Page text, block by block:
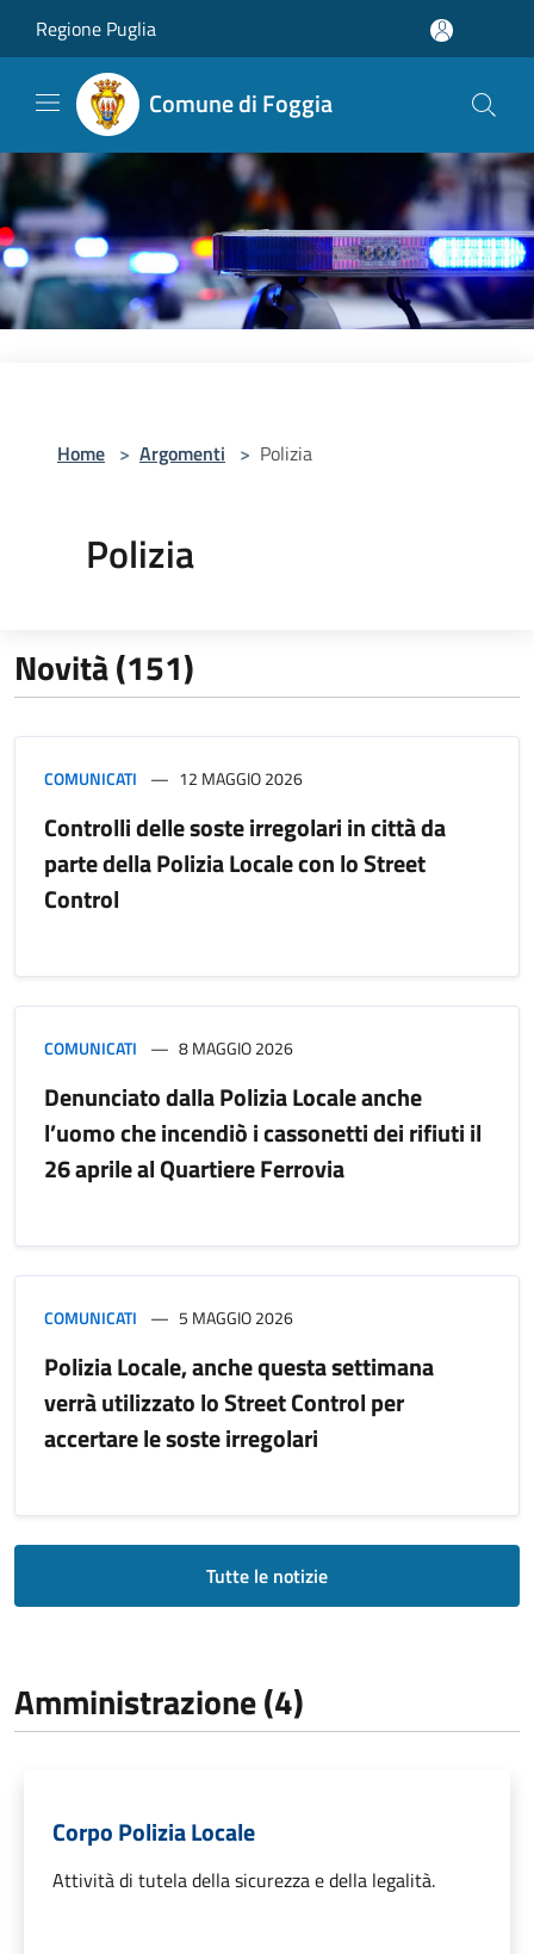
Regione Puglia
Comune di Foggia
Home > Argomenti > Polizia
Polizia
Novità (151)
COMUNICATI 12 MAGGIO 2026
Controlli delle soste irregolari in città da
parte della Polizia Locale con lo Street
Control
COMUNICATI 8 MAGGIO 2026
Denunciato dalla Polizia Locale anche
l’uomo che incendiò i cassonetti dei rifiuti il
26 aprile al Quartiere Ferrovia
COMUNICATI 5 MAGGIO 2026
Polizia Locale, anche questa settimana
verrà utilizzato lo Street Control per
accertare le soste irregolari
Tutte le notizie
Amministrazione (4)
Corpo Polizia Locale
Attività di tutela della sicurezza e della legalità.